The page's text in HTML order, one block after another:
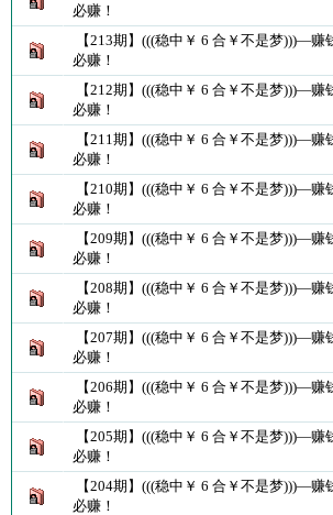
必赚！
【213期】(((稳中￥ 6 合￥不是梦)))—赚
必赚！
【212期】(((稳中￥ 6 合￥不是梦)))—赚
必赚！
【211期】(((稳中￥ 6 合￥不是梦)))—赚
必赚！
【210期】(((稳中￥ 6 合￥不是梦)))—赚
必赚！
【209期】(((稳中￥ 6 合￥不是梦)))—赚
必赚！
【208期】(((稳中￥ 6 合￥不是梦)))—赚
必赚！
【207期】(((稳中￥ 6 合￥不是梦)))—赚
必赚！
【206期】(((稳中￥ 6 合￥不是梦)))—赚
必赚！
【205期】(((稳中￥ 6 合￥不是梦)))—赚
必赚！
【204期】(((稳中￥ 6 合￥不是梦)))—赚
必赚！